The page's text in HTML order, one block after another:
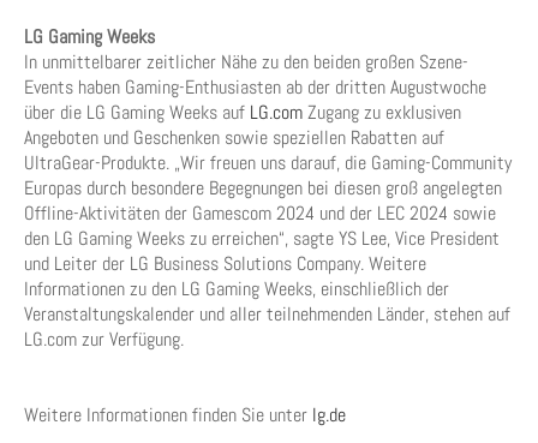
LG Gaming Weeks
In unmittelbarer zeitlicher Nähe zu den beiden großen Szene-
Events haben Gaming-Enthusiasten ab der dritten Augustwoche
über die LG Gaming Weeks auf LG.comZugang zu exklusiven
Angeboten und Geschenken sowie speziellen Rabatten auf
UltraGear-Produkte. „Wir freuen uns darauf, die Gaming-Community
Europas durch besondere Begegnungen bei diesen groß angelegten
Offline-Aktivitäten der Gamescom 2024 und der LEC 2024 sowie
den LG Gaming Weeks zu erreichen“, sagte YS Lee, Vice President
und Leiter der LG Business Solutions Company. Weitere
Informationen zu den LG Gaming Weeks, einschließlich der
Veranstaltungskalender und aller teilnehmenden Länder, stehen auf
LG.com zur Verfügung.
Weitere Informationen finden Sie unter lg.de